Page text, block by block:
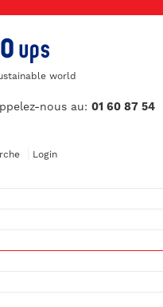
world
nous au: 01 60 87 54
Login